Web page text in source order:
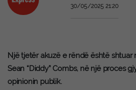
30/05/2025 21:20
Një tjetër akuzë e rëndë është shtuar
Sean “Diddy” Combs, në një proces
opinionin publik.